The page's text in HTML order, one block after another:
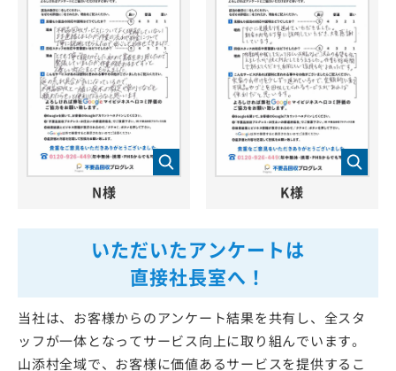
いただいたアンケートは
直接社長室へ！
当社は、お客様からのアンケート結果を共有し、全スタ
ッフが一体となってサービス向上に取り組んでいます。
山添村全域で、お客様に価値あるサービスを提供するこ
N様 K様